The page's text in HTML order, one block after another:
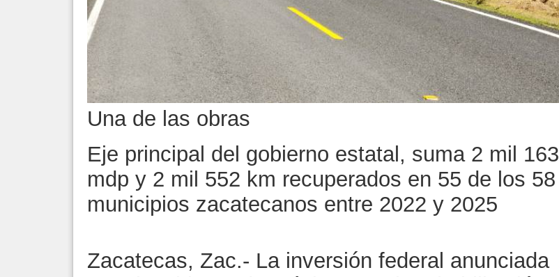
Una de las obras
Eje principal del gobierno estatal, suma 2 mil 163
mdp y 2 mil 552 km recuperados en 55 de los 58
municipios zacatecanos entre 2022 y 2025
Zacatecas, Zac.- La inversión federal anunciada